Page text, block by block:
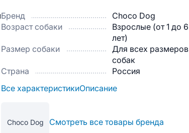
Бренд
Choco Dog
Возраст собаки
Взрослые (от 1 до 6
лет)
Размер собаки
Для всех размеров
собак
Страна
Россия
Все характеристикиОписание
Choco Dog Смотреть все товары бренда